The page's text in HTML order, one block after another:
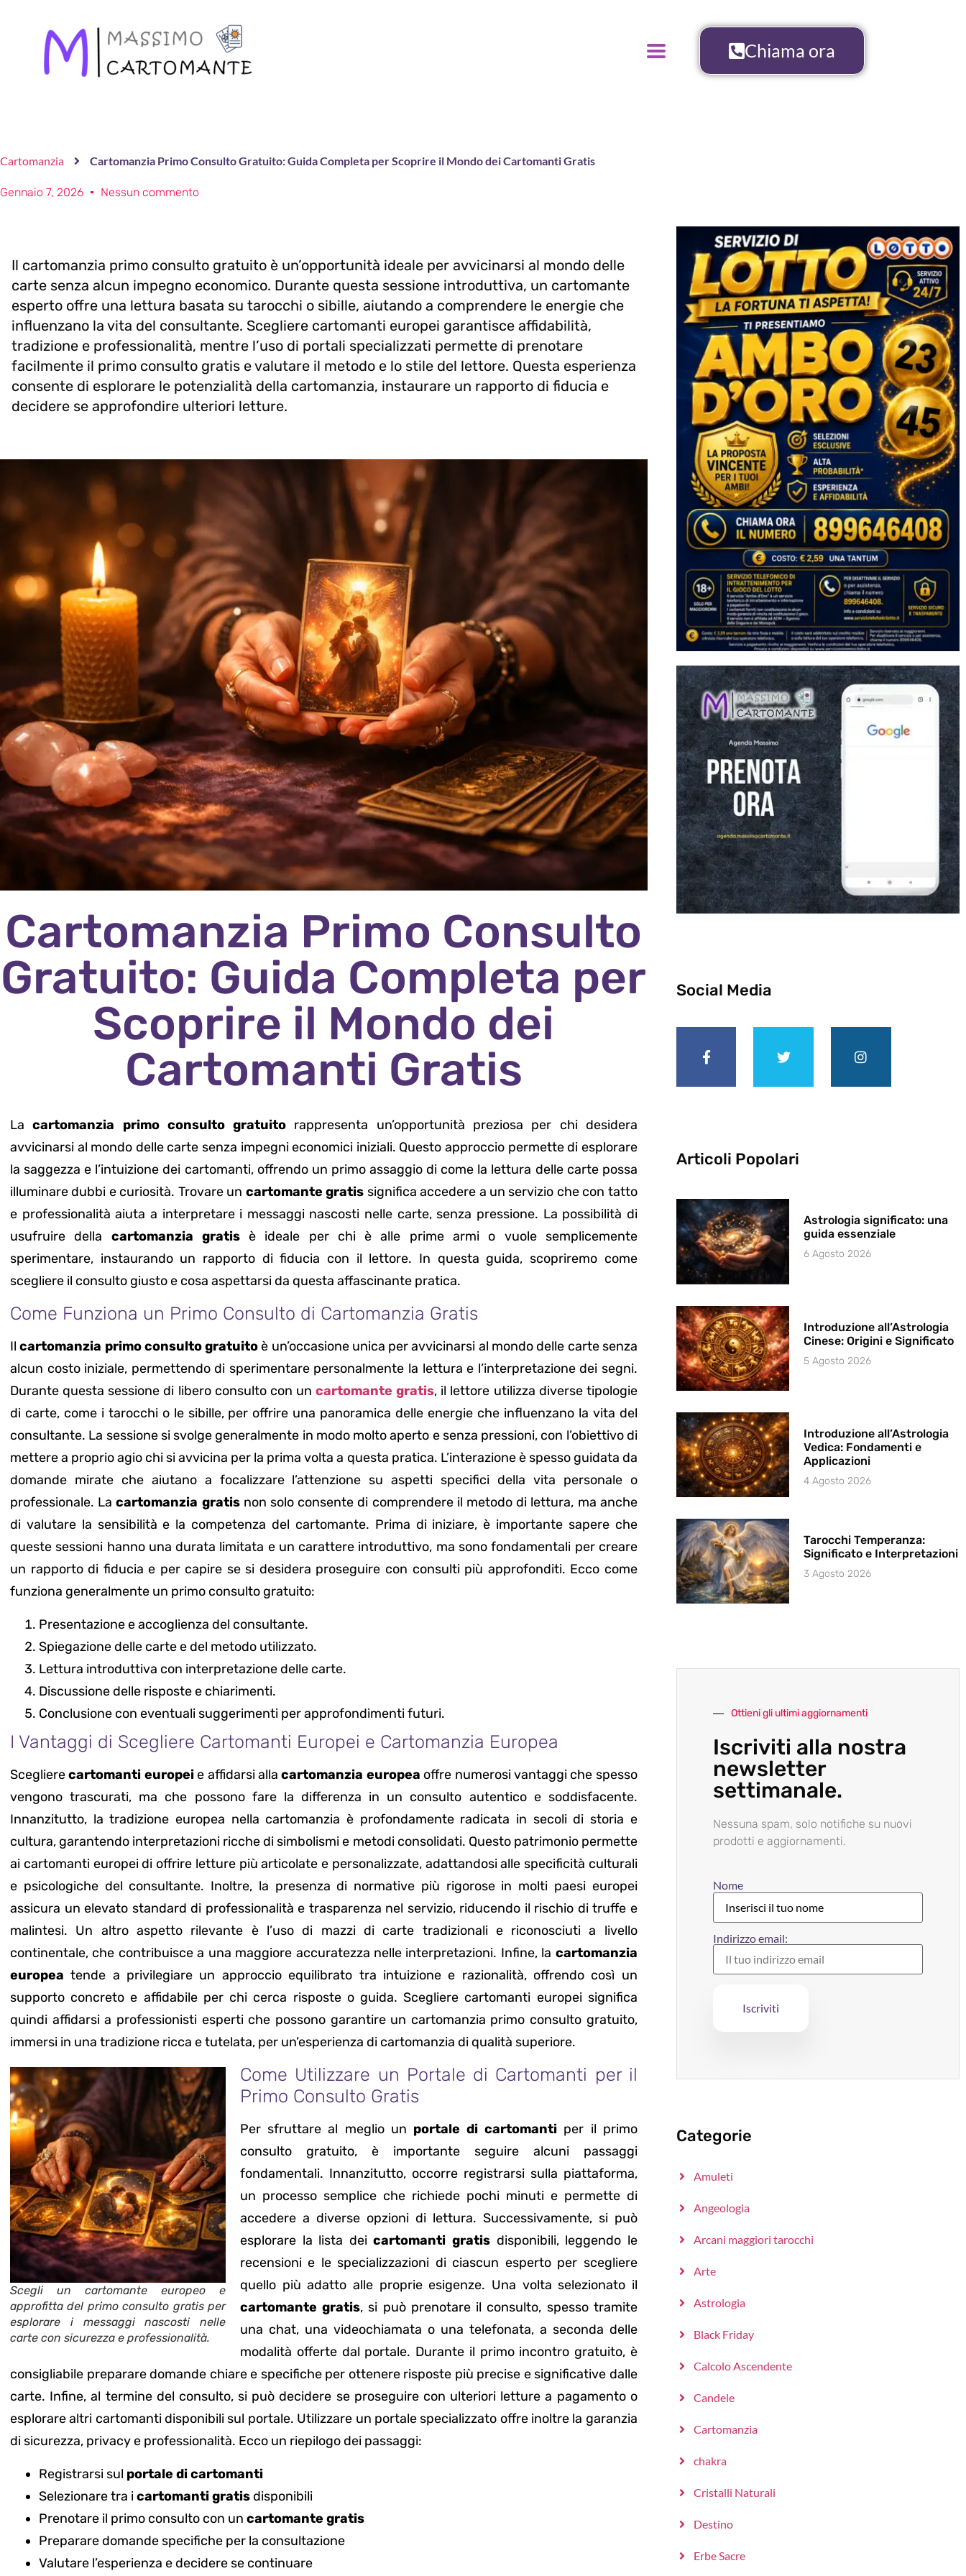
Chiama ora
Cartomanzia Cartomanzia Primo Consulto Gratuito: Guida Completa per Scoprire il Mondo dei Cartomanti Gratis
Gennaio 7, 2026 Nessun commento
Il cartomanzia primo consulto gratuito è un’opportunità ideale per avvicinarsi al mondo delle
carte senza alcun impegno economico. Durante questa sessione introduttiva, un cartomante
esperto offre una lettura basata su tarocchi o sibille, aiutando a comprendere le energie che
influenzano la vita del consultante. Scegliere cartomanti europei garantisce affidabilità,
tradizione e professionalità, mentre l’uso di portali specializzati permette di prenotare
facilmente il primo consulto gratis e valutare il metodo e lo stile del lettore. Questa esperienza
consente di esplorare le potenzialità della cartomanzia, instaurare un rapporto di fiducia e
decidere se approfondire ulteriori letture.
Cartomanzia Primo Consulto
Gratuito: Guida Completa per
Scoprire il Mondo dei
Cartomanti Gratis
Lacartomanzia primo consulto gratuito rappresenta un’opportunità preziosa per chi desidera
avvicinarsi al mondo delle carte senza impegni economici iniziali. Questo approccio permette di esplorare
la saggezza e l’intuizione dei cartomanti, offrendo un primo assaggio di come la lettura delle carte possa
illuminare dubbi e curiosità. Trovare un cartomante gratis significa accedere a un servizio che con tatto
e professionalità aiuta a interpretare i messaggi nascosti nelle carte, senza pressione. La possibilità di
usufruire della cartomanzia gratisè ideale per chi è alle prime armi o vuole semplicemente
sperimentare, instaurando un rapporto di fiducia con il lettore. In questa guida, scopriremo come
scegliere il consulto giusto e cosa aspettarsi da questa affascinante pratica.
Come Funziona un Primo Consulto di Cartomanzia Gratis
Ilcartomanzia primo consulto gratuitoè un’occasione unica per avvicinarsi al mondo delle carte senza
alcun costo iniziale, permettendo di sperimentare personalmente la lettura e l’interpretazione dei segni.
Durante questa sessione di libero consulto con uncartomante gratis, il lettore utilizza diverse tipologie
di carte, come i tarocchi o le sibille, per offrire una panoramica delle energie che influenzano la vita del
consultante. La sessione si svolge generalmente in modo molto aperto e senza pressioni, con l’obiettivo di
mettere a proprio agio chi si avvicina per la prima volta a questa pratica. L’interazione è spesso guidata da
domande mirate che aiutano a focalizzare l’attenzione su aspetti specifici della vita personale o
professionale. Lacartomanzia gratisnon solo consente di comprendere il metodo di lettura, ma anche
di valutare la sensibilità e la competenza del cartomante. Prima di iniziare, è importante sapere che
queste sessioni hanno una durata limitata e un carattere introduttivo, ma sono fondamentali per creare
un rapporto di fiducia e per capire se si desidera proseguire con consulti più approfonditi. Ecco come
funziona generalmente un primo consulto gratuito:
Presentazione e accoglienza del consultante.
Spiegazione delle carte e del metodo utilizzato.
Lettura introduttiva con interpretazione delle carte.
Discussione delle risposte e chiarimenti.
Conclusione con eventuali suggerimenti per approfondimenti futuri.
I Vantaggi di Scegliere Cartomanti Europei e Cartomanzia Europea
Sceglierecartomanti europeie affidarsi allacartomanzia europea offre numerosi vantaggi che spesso
vengono trascurati, ma che possono fare la differenza in un consulto autentico e soddisfacente.
Innanzitutto, la tradizione europea nella cartomanzia è profondamente radicata in secoli di storia e
cultura, garantendo interpretazioni ricche di simbolismi e metodi consolidati. Questo patrimonio permette
ai cartomanti europei di offrire letture più articolate e personalizzate, adattandosi alle specificità culturali
e psicologiche del consultante. Inoltre, la presenza di normative più rigorose in molti paesi europei
assicura un elevato standard di professionalità e trasparenza nel servizio, riducendo il rischio di truffe e
malintesi. Un altro aspetto rilevante è l’uso di mazzi di carte tradizionali e riconosciuti a livello
continentale, che contribuisce a una maggiore accuratezza nelle interpretazioni. Infine, la cartomanzia
europea tende a privilegiare un approccio equilibrato tra intuizione e razionalità, offrendo così un
supporto concreto e affidabile per chi cerca risposte o guida. Scegliere cartomanti europei significa
quindi affidarsi a professionisti esperti che possono garantire un cartomanzia primo consulto gratuito,
immersi in una tradizione ricca e tutelata, per un’esperienza di cartomanzia di qualità superiore.
Scegli un cartomante europeo e
approfitta del primo consulto gratis per
esplorare i messaggi nascosti nelle
carte con sicurezza e professionalità.
Come Utilizzare un Portale di Cartomanti per il
Primo Consulto Gratis
Per sfruttare al meglio un portale di cartomanti per il primo
consulto gratuito, è importante seguire alcuni passaggi
fondamentali. Innanzitutto, occorre registrarsi sulla piattaforma,
un processo semplice che richiede pochi minuti e permette di
accedere a diverse opzioni di lettura. Successivamente, si può
esplorare la lista deicartomanti gratis disponibili, leggendo le
recensioni e le specializzazioni di ciascun esperto per scegliere
quello più adatto alle proprie esigenze. Una volta selezionato il
cartomante gratis, si può prenotare il consulto, spesso tramite
una chat, una videochiamata o una telefonata, a seconda delle
modalità offerte dal portale. Durante il primo incontro gratuito, è
consigliabile preparare domande chiare e specifiche per ottenere risposte più precise e significative dalle
carte. Infine, al termine del consulto, si può decidere se proseguire con ulteriori letture a pagamento o
esplorare altri cartomanti disponibili sul portale. Utilizzare un portale specializzato offre inoltre la garanzia
di sicurezza, privacy e professionalità. Ecco un riepilogo dei passaggi:
Registrarsi sul portale di cartomanti
Selezionare tra icartomanti gratisdisponibili
Prenotare il primo consulto con un cartomante gratis
Preparare domande specifiche per la consultazione
Valutare l’esperienza e decidere se continuare
Social Media
Articoli Popolari
Astrologia significato: una
guida essenziale
6 Agosto 2026
Introduzione all’Astrologia
Cinese: Origini e Significato
5 Agosto 2026
Introduzione all’Astrologia
Vedica: Fondamenti e
Applicazioni
4 Agosto 2026
Tarocchi Temperanza:
Significato e Interpretazioni
3 Agosto 2026
Ottieni gli ultimi aggiornamenti
Iscriviti alla nostra
newsletter
settimanale.
Nessuna spam, solo notifiche su nuovi
prodotti e aggiornamenti.
Nome
Indirizzo email:
Categorie
Amuleti
Angeologia
Arcani maggiori tarocchi
Arte
Astrologia
Black Friday
Calcolo Ascendente
Candele
Cartomanzia
chakra
Cristalli Naturali
Destino
Erbe Sacre